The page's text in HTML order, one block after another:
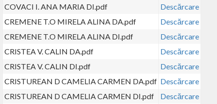
COVACI I. ANA MARIA DI.pdf
Descărcare
CREMENE T.O MIRELA ALINA DA.pdf
Descărcare
CREMENE T.O MIRELA ALINA DI.pdf
Descărcare
CRISTEA V. CALIN DA.pdf
Descărcare
CRISTEA V. CALIN DI.pdf
Descărcare
CRISTUREAN D CAMELIA CARMEN DA.pdf Descărcare
CRISTUREAN D CAMELIA CARMEN DI.pdf
Descărcare